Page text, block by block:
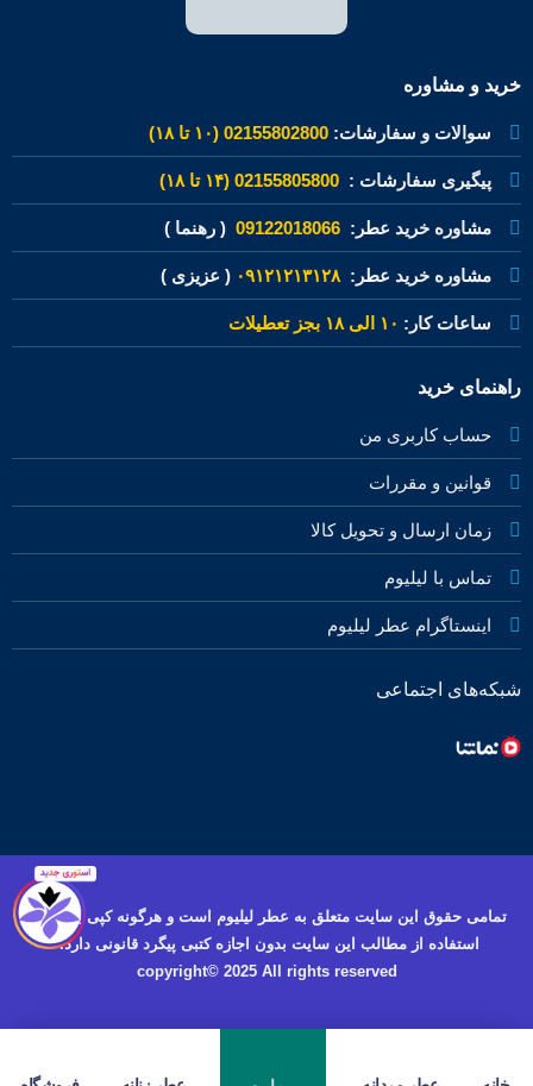
خرید و مشاوره
سوالات و سفارشات: 02155802800 (۱۰ تا ۱۸)
پیگیری سفارشات : 02155805800 (۱۴ تا ۱۸)
مشاوره خرید عطر: 09122018066 ( رهنما )
مشاوره خرید عطر:۰۹۱۲۱۲۱۳۱۲۸ ( عزیزی )
ساعات کار: ۱۰ الی ۱۸ بجز تعطیلات
راهنمای خرید
حساب کاربری من
قوانین و مقررات
زمان ارسال و تحویل کالا
تماس با لیلیوم
اینستاگرام عطر لیلیوم
شبکه‌های اجتماعی
تمامی حقوق این سایت متعلق به عطر لیلیوم است و هرگونه کپی برداری و
استفاده از مطالب این سایت بدون اجازه کتبی پیگرد قانونی دارد.
copyright© 2025 All rights reserved